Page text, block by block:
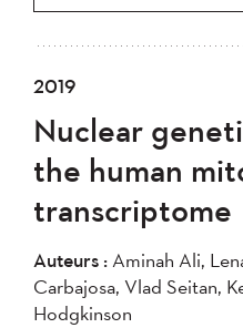
2019
Nuclear
the human
transcriptome
Auteurs :Aminah Ali,
Carbajosa, Vlad Seitan,
Hodgkinson